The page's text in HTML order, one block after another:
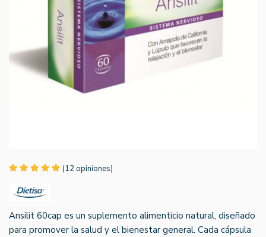
(12 opiniones)
Ansilit 60cap es un suplemento alimenticio natural, diseñado
para promover la salud y el bienestar general. Cada cápsula